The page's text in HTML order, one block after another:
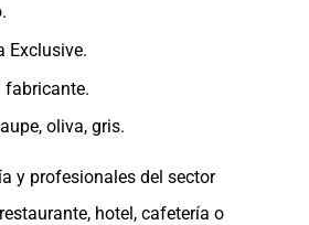
Exclusive.
fabricante.
oliva, gris.
y profesionales del sector
hotel, cafetería o